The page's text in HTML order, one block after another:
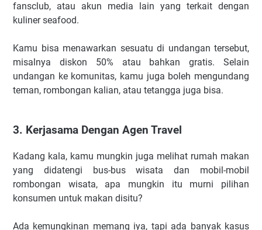
fansclub, atau akun media lain yang terkait dengan
kuliner seafood.
Kamu bisa menawarkan sesuatu di undangan tersebut,
misalnya diskon 50% atau bahkan gratis. Selain
undangan ke komunitas, kamu juga boleh mengundang
teman, rombongan kalian, atau tetangga juga bisa.
3. Kerjasama Dengan Agen Travel
Kadang kala, kamu mungkin juga melihat rumah makan
yang didatengi bus-bus wisata dan mobil-mobil
rombongan wisata, apa mungkin itu murni pilihan
konsumen untuk makan disitu?
Ada kemungkinan memang iya, tapi ada banyak kasus